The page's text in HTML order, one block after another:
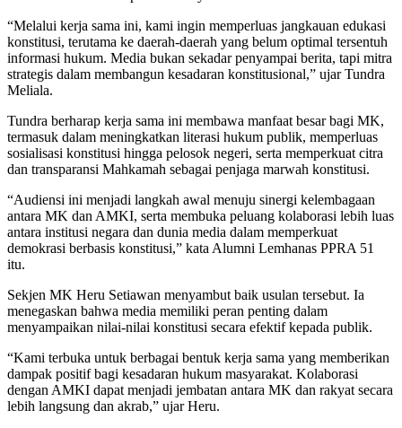
“Melalui kerja sama ini, kami ingin memperluas jangkauan edukasi
konstitusi, terutama ke daerah-daerah yang belum optimal tersentuh
informasi hukum. Media bukan sekadar penyampai berita, tapi mitra
strategis dalam membangun kesadaran konstitusional,” ujar Tundra
Meliala.
Tundra berharap kerja sama ini membawa manfaat besar bagi MK,
termasuk dalam meningkatkan literasi hukum publik, memperluas
sosialisasi konstitusi hingga pelosok negeri, serta memperkuat citra
dan transparansi Mahkamah sebagai penjaga marwah konstitusi.
“Audiensi ini menjadi langkah awal menuju sinergi kelembagaan
antara MK dan AMKI, serta membuka peluang kolaborasi lebih luas
antara institusi negara dan dunia media dalam memperkuat
demokrasi berbasis konstitusi,” kata Alumni Lemhanas PPRA 51
itu.
Sekjen MK Heru Setiawan menyambut baik usulan tersebut. Ia
menegaskan bahwa media memiliki peran penting dalam
menyampaikan nilai-nilai konstitusi secara efektif kepada publik.
“Kami terbuka untuk berbagai bentuk kerja sama yang memberikan
dampak positif bagi kesadaran hukum masyarakat. Kolaborasi
dengan AMKI dapat menjadi jembatan antara MK dan rakyat secara
lebih langsung dan akrab,” ujar Heru.